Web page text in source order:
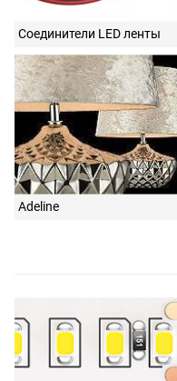
Соединители LED ленты
Adeline